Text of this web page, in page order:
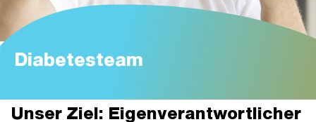
Diabetesteam
Unser Ziel: Eigenverantwortlicher